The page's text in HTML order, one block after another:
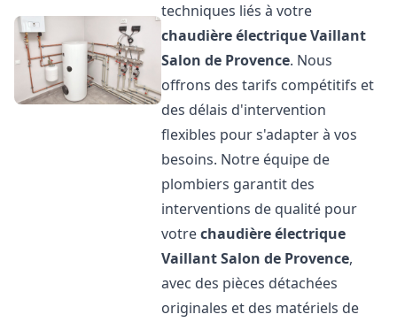
techniques liés à votre
chaudière électrique Vaillant
Salon de Provence. Nous
offrons des tarifs compétitifs et
des délais d'intervention
flexibles pour s'adapter à vos
besoins. Notre équipe de
plombiers garantit des
interventions de qualité pour
votrechaudière électrique
VaillantSalon de Provence,
avec des pièces détachées
originales et des matériels de